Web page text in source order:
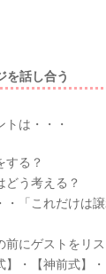
を話し合う
は・・・
する？
どう考える？
「これだけは
前にゲストをリ
・【神前式】